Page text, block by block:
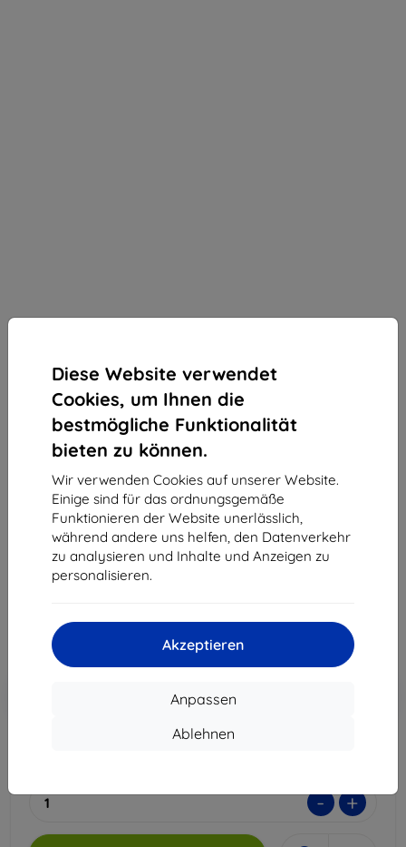
Diese Website verwendet
Cookies, um Ihnen die
bestmögliche Funktionalität
bieten zu können.
Wir verwenden Cookies auf unserer Website.
Einige sind für das ordnungsgemäße
Funktionieren der Website unerlässlich,
während andere uns helfen, den Datenverkehr
zu analysieren und Inhalte und Anzeigen zu
personalisieren.
Akzeptieren
Anpassen
Ablehnen
antibakterielle Folie zur Nassapplikation
Geeignet für: Huawei Mate 20
Produktbeschreibung
15,90 €
ohne MWSt
- +